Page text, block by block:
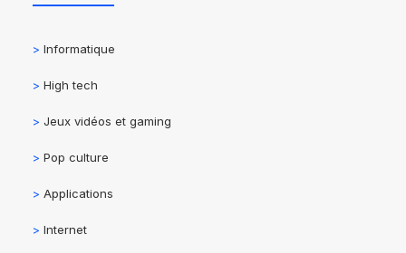
> Informatique
> High tech
> Jeux vidéos et gaming
> Pop culture
> Applications
> Internet